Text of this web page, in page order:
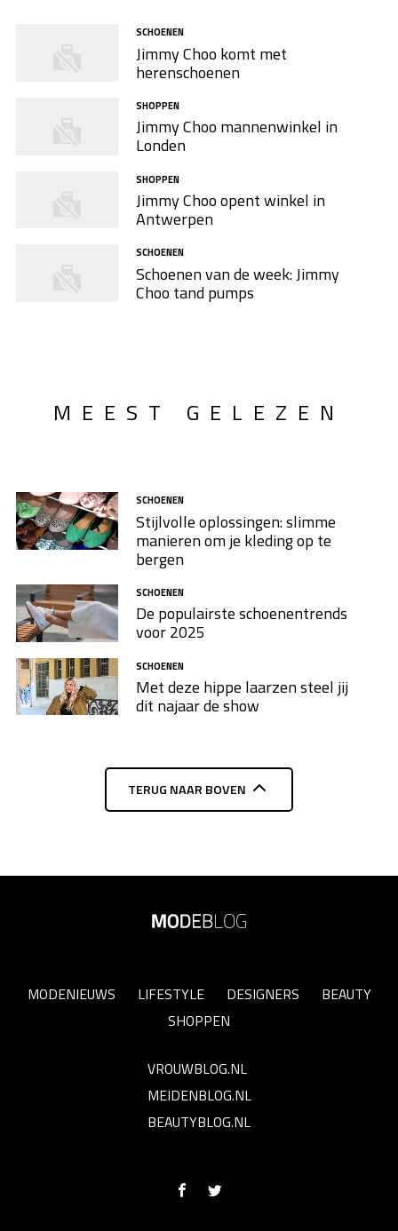
SCHOENEN
Jimmy Choo komt met
herenschoenen
SHOPPEN
Jimmy Choo mannenwinkel in
Londen
SHOPPEN
Jimmy Choo opent winkel in
Antwerpen
SCHOENEN
Schoenen van de week: Jimmy
Choo tand pumps
MEEST GELEZEN
SCHOENEN
Stijlvolle oplossingen: slimme
manieren om je kleding op te
bergen
SCHOENEN
De populairste schoenentrends
voor 2025
SCHOENEN
Met deze hippe laarzen steel jij
dit najaar de show
TERUG NAAR BOVEN
MODENIEUWS LIFESTYLE DESIGNERS
BEAUTY
SHOPPEN
VROUWBLOG.NL
MEIDENBLOG.NL
BEAUTYBLOG.NL